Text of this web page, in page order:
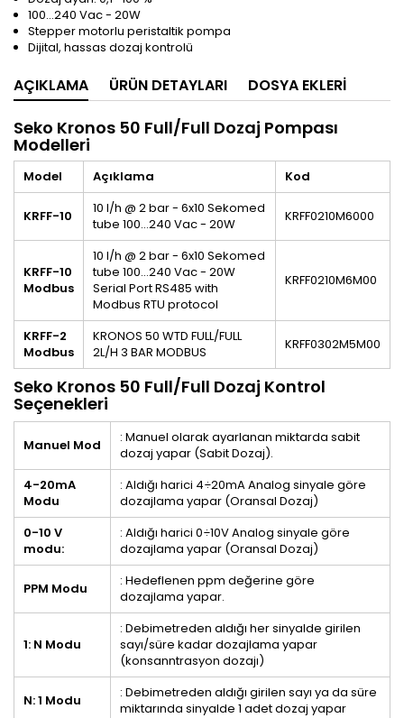
100…240 Vac - 20W
Stepper motorlu peristaltik pompa
Dijital, hassas dozaj kontrolü
AÇIKLAMA ÜRÜN DETAYLARI DOSYA EKLERI
Seko Kronos 50 Full/Full Dozaj Pompası
Modelleri
Model Açıklama Kod
KRFF-10
10 l/h @ 2 bar - 6x10 Sekomed
tube 100…240 Vac - 20W
KRFF0210M6000
KRFF-10
Modbus
10 l/h @ 2 bar - 6x10 Sekomed
tube 100…240 Vac - 20W
Serial Port RS485 with
Modbus RTU protocol
KRFF0210M6M00
KRFF-2
Modbus
KRONOS 50 WTD FULL/FULL
2L/H 3 BAR MODBUS
KRFF0302M5M00
Seko Kronos 50 Full/Full Dozaj Kontrol
Seçenekleri
Manuel Mod
: Manuel olarak ayarlanan miktarda sabit
dozaj yapar (Sabit Dozaj).
4-20mA
Modu
: Aldığı harici 4÷20mA Analog sinyale göre
dozajlama yapar (Oransal Dozaj)
0-10 V
modu:
: Aldığı harici 0÷10V Analog sinyale göre
dozajlama yapar (Oransal Dozaj)
PPM Modu
: Hedeflenen ppm değerine göre
dozajlama yapar.
1: N Modu
: Debimetreden aldığı her sinyalde girilen
sayı/süre kadar dozajlama yapar
(konsanntrasyon dozajı)
N: 1 Modu
: Debimetreden aldığı girilen sayı ya da süre
miktarında sinyalde 1 adet dozaj yapar